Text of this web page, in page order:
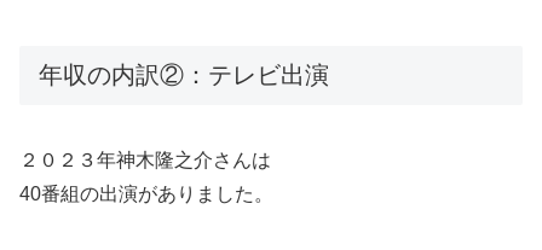
年収の内訳②：テレビ出演
２０２３年神木隆之介さんは
40番組の出演がありました。